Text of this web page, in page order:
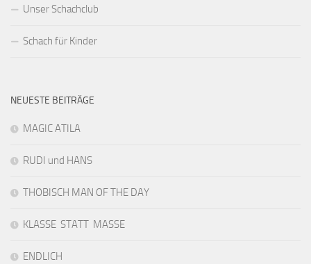
Unser Schachclub
Schach für Kinder
NEUESTE BEITRÄGE
MAGIC ATILA
RUDI und HANS
THOBISCH MAN OF THE DAY
KLASSE STATT MASSE
ENDLICH